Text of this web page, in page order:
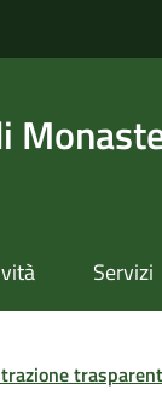
Servizi